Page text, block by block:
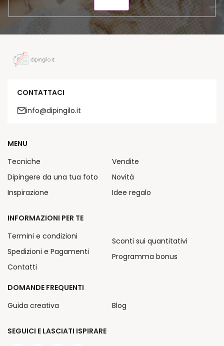
CONTATTACI
info@dipingilo.it
SEGUICI E LASCIATI ISPIRARE
MENU
Tecniche
Dipingere da una tua foto
Inspirazione
Vendite
Novità
Idee regalo
INFORMAZIONI PER TE
Termini e condizioni
Spedizioni e Pagamenti
Contatti
Sconti sui quantitativi
Programma bonus
DOMANDE FREQUENTI
Guida creativa
Blog